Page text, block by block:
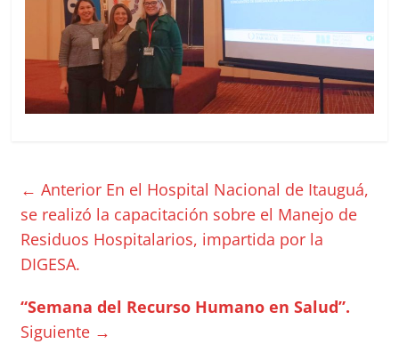
← Anterior En el Hospital Nacional de Itauguá,
se realizó la capacitación sobre el Manejo de
Residuos Hospitalarios, impartida por la
DIGESA.
“Semana del Recurso Humano en Salud”.
Siguiente →